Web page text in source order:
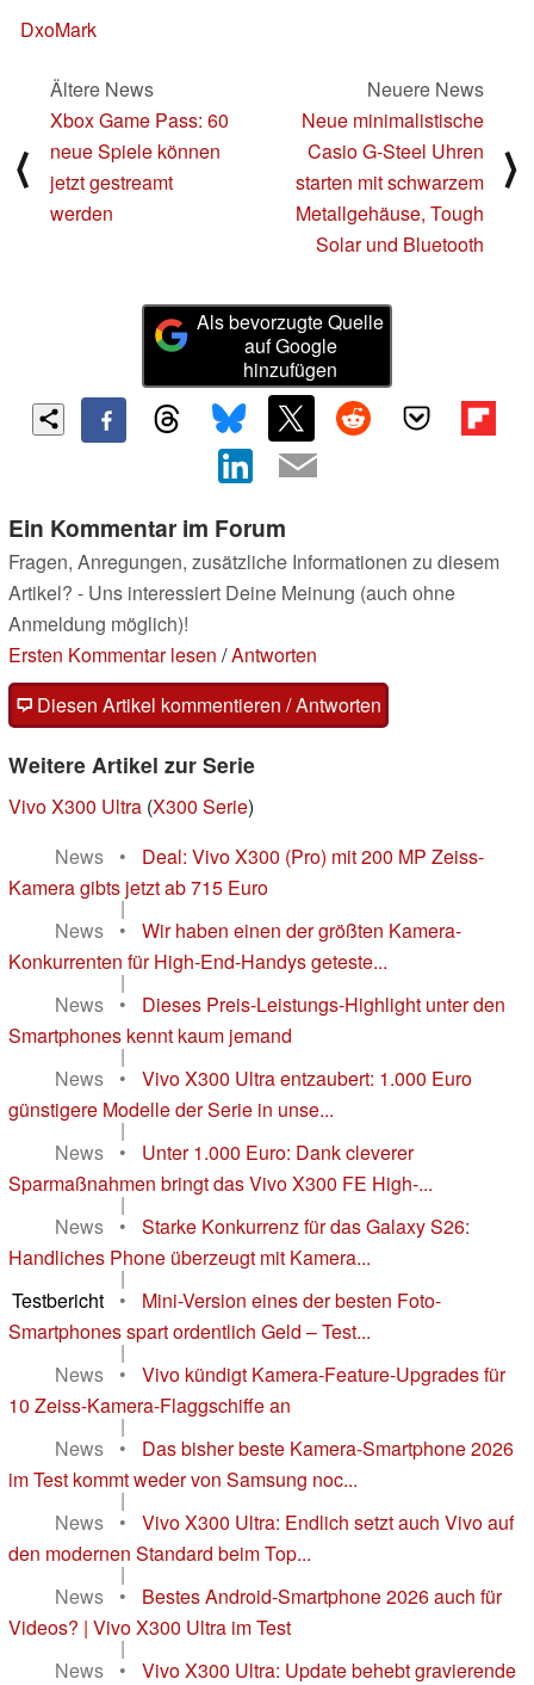
DxoMark
⟨
Ältere News
Xbox Game Pass: 60
neue Spiele können
jetzt gestreamt
werden
Neuere News
Neue minimalistische
Casio G-Steel Uhren
starten mit schwarzem
Metallgehäuse, Tough
Solar und Bluetooth
⟩
Als bevorzugte Quelle
auf Google
hinzufügen
Ein Kommentar im Forum
Fragen, Anregungen, zusätzliche Informationen zu diesem
Artikel? - Uns interessiert Deine Meinung (auch ohne
Anmeldung möglich)!
Ersten Kommentar lesen /Antworten
Diesen Artikel kommentieren / Antworten
Weitere Artikel zur Serie
Vivo X300 Ultra (X300 Serie)
News
•
Deal: Vivo X300 (Pro) mit 200 MP Zeiss-
Kamera gibts jetzt ab 715 Euro
|
News
•
Wir haben einen der größten Kamera-
Konkurrenten für High-End-Handys geteste...
|
News
•
Dieses Preis-Leistungs-Highlight unter den
Smartphones kennt kaum jemand
|
News
•
Vivo X300 Ultra entzaubert: 1.000 Euro
günstigere Modelle der Serie in unse...
|
News
•
Unter 1.000 Euro: Dank cleverer
Sparmaßnahmen bringt das Vivo X300 FE High-...
|
News
•
Starke Konkurrenz für das Galaxy S26:
Handliches Phone überzeugt mit Kamera...
|
Testbericht
•
Mini-Version eines der besten Foto-
Smartphones spart ordentlich Geld – Test...
|
News
•
Vivo kündigt Kamera-Feature-Upgrades für
10 Zeiss-Kamera-Flaggschiffe an
|
News
•
Das bisher beste Kamera-Smartphone 2026
im Test kommt weder von Samsung noc...
|
News
•
Vivo X300 Ultra: Endlich setzt auch Vivo auf
den modernen Standard beim Top...
|
News
•
Bestes Android-Smartphone 2026 auch für
Videos? | Vivo X300 Ultra im Test
|
News
•
Vivo X300 Ultra: Update behebt gravierende